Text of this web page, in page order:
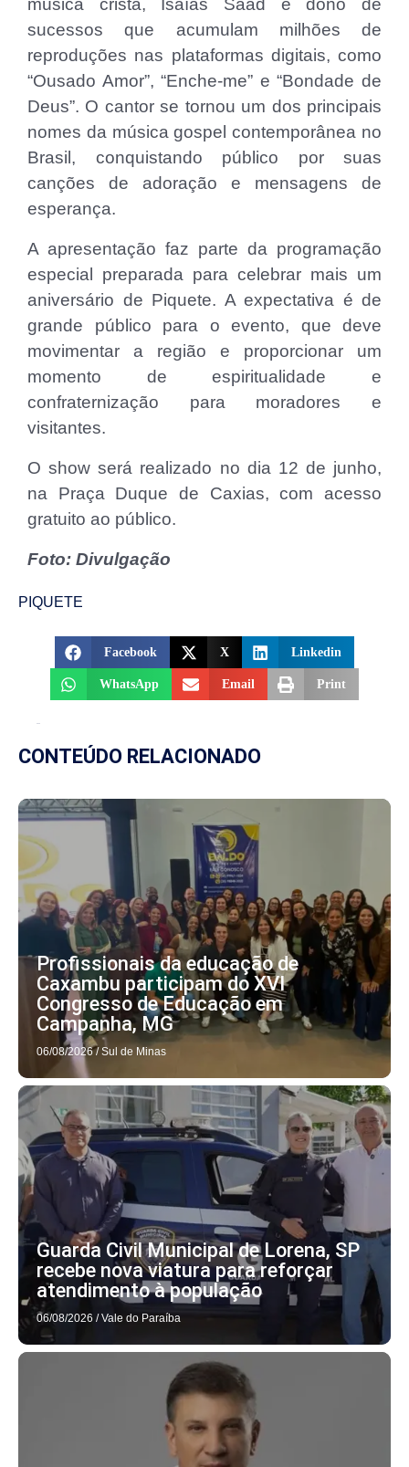
música cristã, Isaías Saad é dono de
sucessos que acumulam milhões de
reproduções nas plataformas digitais, como
“Ousado Amor”, “Enche-me” e “Bondade de
Deus”. O cantor se tornou um dos principais
nomes da música gospel contemporânea no
Brasil, conquistando público por suas
canções de adoração e mensagens de
esperança.
A apresentação faz parte da programação
especial preparada para celebrar mais um
aniversário de Piquete. A expectativa é de
grande público para o evento, que deve
movimentar a região e proporcionar um
momento de espiritualidade e
confraternização para moradores e
visitantes.
O show será realizado no dia 12 de junho,
na Praça Duque de Caxias, com acesso
gratuito ao público.
Foto: Divulgação
PIQUETE
Facebook X Linkedin
WhatsApp Email Print
CONTEÚDO RELACIONADO
Profissionais da educação de
Caxambu participam do XVI
Congresso de Educação em
Campanha, MG
06/08/2026 / Sul de Minas
Guarda Civil Municipal de Lorena, SP
recebe nova viatura para reforçar
atendimento à população
06/08/2026 / Vale do Paraíba